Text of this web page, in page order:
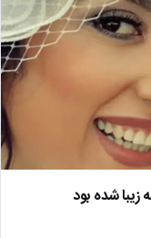
زیبا شده بود